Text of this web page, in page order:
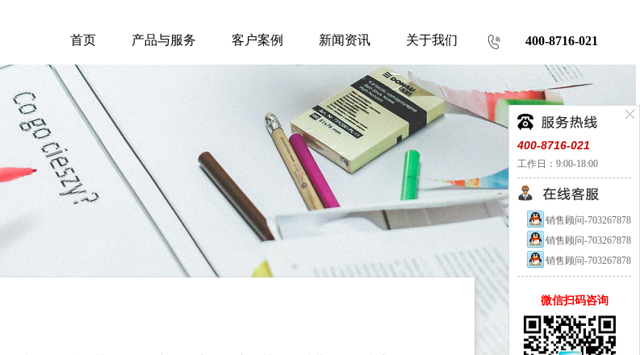
首页 产品与服务 客户案例 新闻资讯 关于我们 400-8716-021
400-8716-021
工作日：9:00-18:00
销售顾问-703267878
销售顾问-703267878
销售顾问-703267878
微信扫码咨询